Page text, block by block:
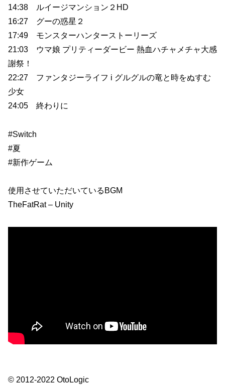
14:38 ルイージマンション２HD
16:27 グーの惑星２
17:49 モンスターハンターストーリーズ
21:03 ウマ娘 プリティーダービー 熱血ハチャメチャ大感
謝祭！
22:27 ファンタジーライフ i グルグルの竜と時をぬすむ
少女
24:05 終わりに
#Switch
#夏
#新作ゲーム
使用させていただいているBGM
TheFatRat – Unity
© 2012-2022 OtoLogic